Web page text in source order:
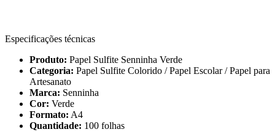
Especificações técnicas
Produto: Papel Sulfite Senninha Verde
Categoria: Papel Sulfite Colorido / Papel Escolar / Papel para
Artesanato
Marca: Senninha
Cor: Verde
Formato: A4
Quantidade: 100 folhas